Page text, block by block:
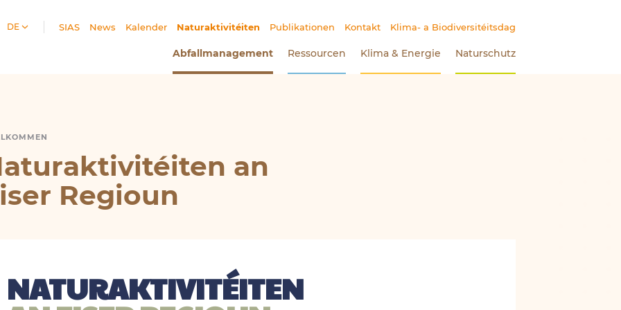
DE SIAS News Kalender Naturaktivitéiten(Aktueller Bereich)
Publikationen Kontakt Klima- a Biodiversitéitsdag
Abfallmanagement(Aktueller Bereich)
Ressourcen Klima & Energie Naturschutz
an
Regioun